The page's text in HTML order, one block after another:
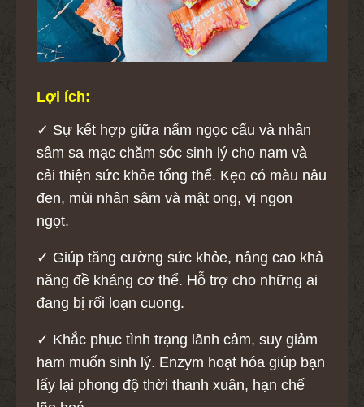
Lợi ích:
✓ Sự kết hợp giữa nấm ngọc cẩu và nhân
sâm sa mạc chăm sóc sinh lý cho nam và
cải thiện sức khỏe tổng thể. Kẹo có màu nâu
đen, mùi nhân sâm và mật ong, vị ngon
ngọt.
✓ Giúp tăng cường sức khỏe, nâng cao khả
năng đề kháng cơ thể. Hỗ trợ cho những ai
đang bị rối loạn cuong.
✓ Khắc phục tình trạng lãnh cảm, suy giảm
ham muốn sinh lý. Enzym hoạt hóa giúp bạn
lấy lại phong độ thời thanh xuân, hạn chế